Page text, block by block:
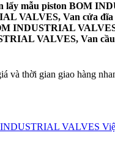
mẫu piston BOM
VALVES, Van cửa
INDUSTRIAL
VALVES, Van
và thời gian giao hàng
VALVES